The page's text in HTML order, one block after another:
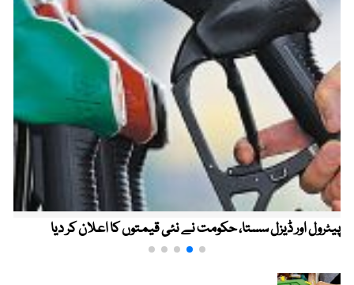
پیٹرول اور ڈیزل سستا، حکومت نے نئی قیمتوں کا اعلان کر دیا